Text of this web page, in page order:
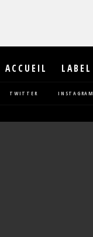
ACCUEIL LABEL
TWITTER INSTAGRAM